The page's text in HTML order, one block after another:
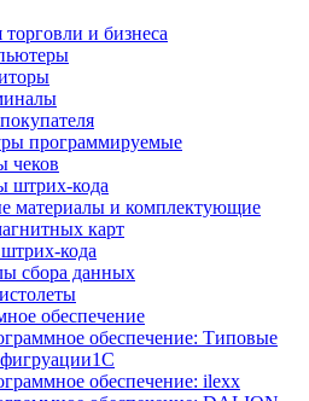
и бизнеса
программируемые
чеков
штрих-кода
материалы и комплектующие
карт
кода
сбора данных
обеспечение
обеспечение: Типовые
обеспечение: ilexx